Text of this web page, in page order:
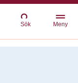
Sök Meny